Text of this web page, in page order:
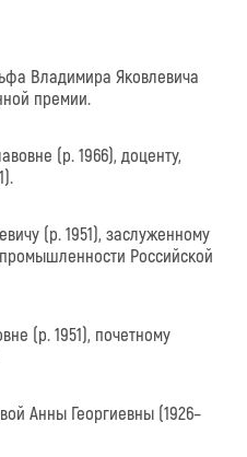
Владимира Яковлевича
премии.
(р. 1966), доценту,
(р. 1951), заслуженному
Российской
(р. 1951), почетному
Анны Георгиевны (1926–